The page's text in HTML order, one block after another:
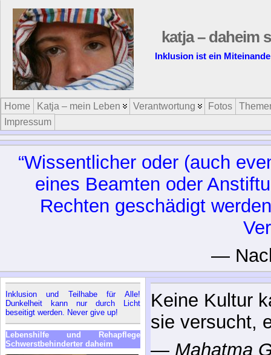
katja – daheim
Inklusion ist ein
Home Katja – mein Leben Verantwortung Fotos
Impressum
“Wissentlicher oder (auch
eines Beamten oder
Rechten geschädigt
—
Inklusion und Teilhabe für Alle!
Dunkelheit kann nur durch Licht
beseitigt werden. Never give up!
Lebenshilfe und Rehapflege
Schwerstbehinderter daheim
Durch ihre
entzieht sich